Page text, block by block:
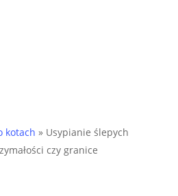
kotach » Usypianie ślepych
czy granice